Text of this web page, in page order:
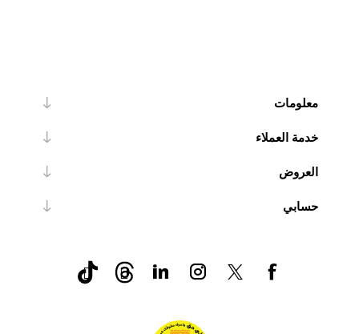
معلومات
خدمة العملاء
العروض
حسابي